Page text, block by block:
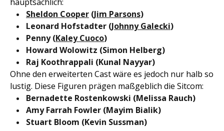
Sheldon Cooper (Jim Parsons)
Leonard Hofstadter (Johnny Galecki)
Penny (Kaley Cuoco)
Howard Wolowitz (Simon Helberg)
Raj Koothrappali (Kunal Nayyar)
Ohne den erweiterten Cast wäre es jedoch nur halb so
lustig. Diese Figuren prägen maßgeblich die Sitcom:
Bernadette Rostenkowski (Melissa Rauch)
Amy Farrah Fowler (Mayim Bialik)
Stuart Bloom (Kevin Sussman)